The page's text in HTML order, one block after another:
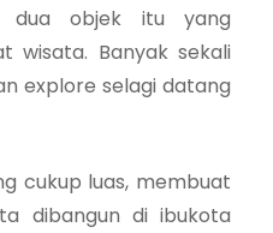
dua objek itu yang
wisata. Banyak sekali
explore selagi datang
cukup luas, membuat
dibangun di ibukota